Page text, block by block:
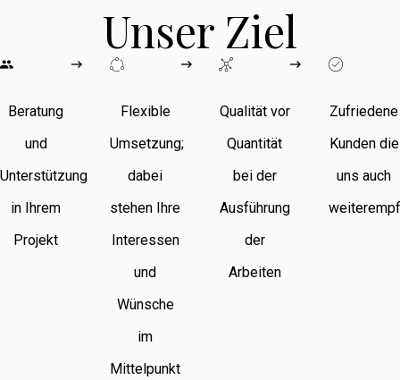
Unser Ziel
Beratung
und
Unterstützung
in Ihrem
Projekt
Flexible
Umsetzung;
dabei
stehen Ihre
Interessen
und
Wünsche
im
Mittelpunkt
Qualität vor
Quantität
bei der
Ausführung
der
Arbeiten
Zufriedene
Kunden die
uns auch